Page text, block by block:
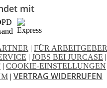
mit
| FÜR ARBEITGEBER
| JOBS BEI JURCASE |
| COOKIE-EINSTELLUNGEN
| VERTRAG WIDERRUFEN